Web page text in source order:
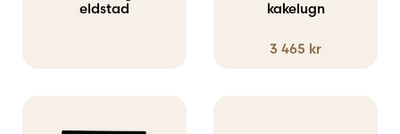
eldstad
kakelugn
3 465 kr